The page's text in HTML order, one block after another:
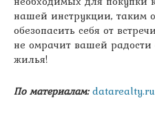
нашей инструкции, таким
обезопасить себя от
не омрачит вашей радости
жилья!
По материалам: datarealty.ru